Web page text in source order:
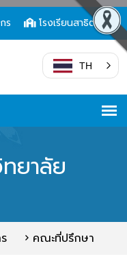
ร โรงเรียนสาธิต
TH
ยาลัย
คณะที่ปรึกษา